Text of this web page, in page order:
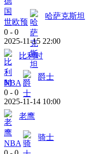
世欧预
哈萨克斯坦
0 - 0
2025-11-15 22:00
比利时
NBA
爵士
0 - 0
2025-11-14 10:00
老鹰
NBA
骑士